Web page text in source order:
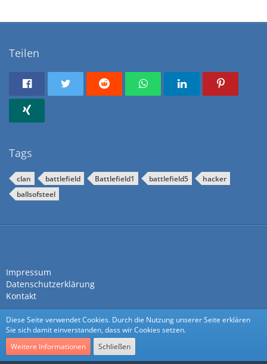
Teilen
Tags
clan battlefield Battlefield1 battlefield5
hacker
ballsofsteel
Impressum
Datenschutzerklärung
Kontakt
Community-Software:WoltLab Suite™
Diese Seite verwendet Cookies. Durch die Nutzung unserer Seite erklären
Sie sich damit einverstanden, dass wir Cookies setzen.
Weitere Informationen
Schließen